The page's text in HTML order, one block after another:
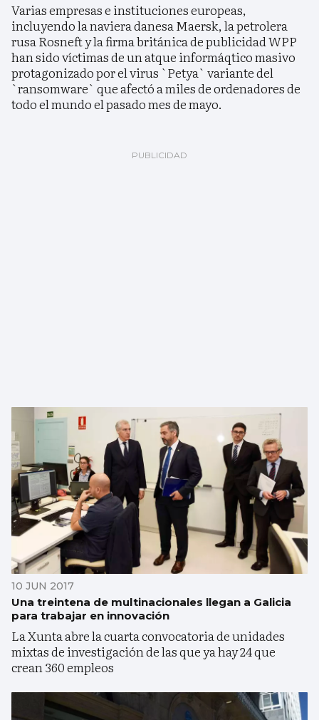
Varias empresas e instituciones europeas,
incluyendo la naviera danesa Maersk, la petrolera
rusa Rosneft y la firma británica de publicidad WPP
han sido víctimas de un atque informáqtico masivo
protagonizado por el virus `Petya` variante del
`ransomware` que afectó a miles de ordenadores de
todo el mundo el pasado mes de mayo.
10 JUN 2017
Una treintena de multinacionales llegan a Galicia
para trabajar en innovación
La Xunta abre la cuarta convocatoria de unidades
mixtas de investigación de las que ya hay 24 que
crean 360 empleos